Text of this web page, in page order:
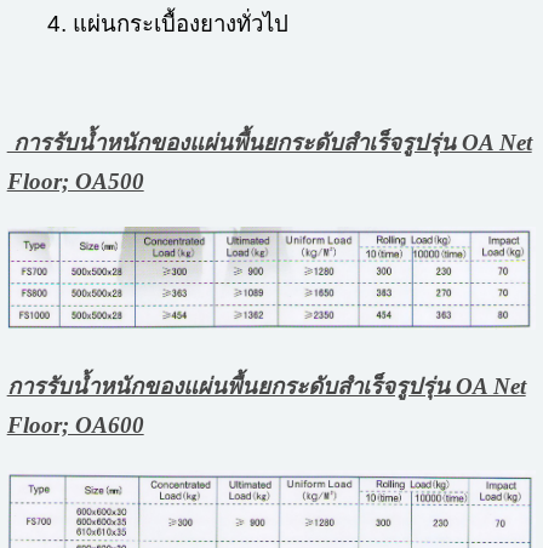
4. แผ่นกระเบื้องยางทั่วไป
การรับน้ำหนักของแผ่นพื้นยกระดับสำเร็จรูปรุ่น OA Net
Floor; OA500
การรับน้ำหนักของแผ่นพื้นยกระดับสำเร็จรูปรุ่น OA Net
Floor; OA600